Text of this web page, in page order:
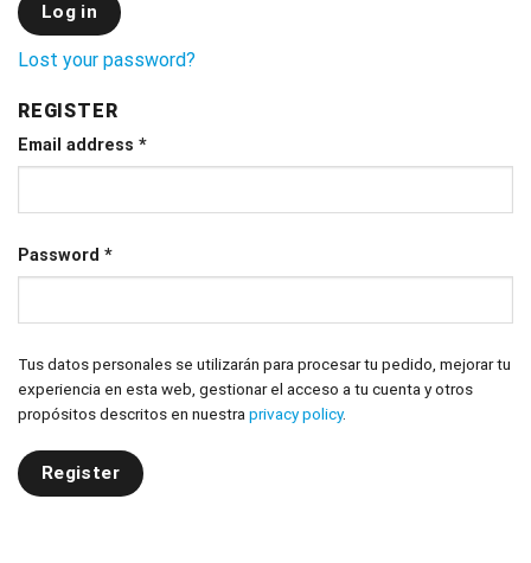
Log in
Lost your password?
REGISTER
Email address *
Password *
Tus datos personales se utilizarán para procesar tu pedido, mejorar tu
experiencia en esta web, gestionar el acceso a tu cuenta y otros
propósitos descritos en nuestra privacy policy.
Register